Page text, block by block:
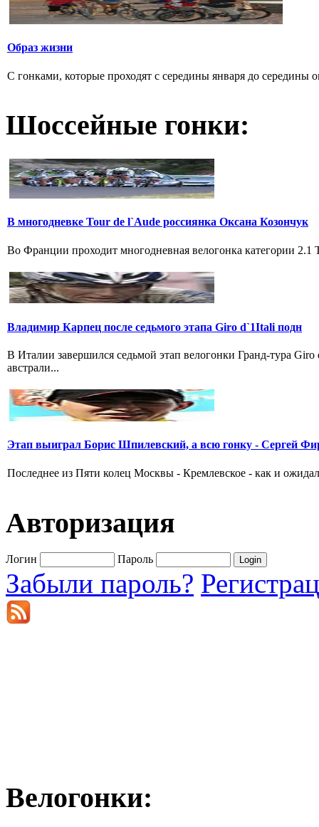
Образ жизни
С гонками, которые проходят с середины января до
Шоссейные гонки:
В многодневке Tour de l`Aude россиянка Оксана Козончук
Во Франции проходит многодневная велогонка категории
Владимир Карпец после седьмого этапа Giro d`1Itali подн
В Италии завершился седьмой этап велогонки Гранд-тура
австрали...
Этап выиграл Борис Шпилевский, а всю гонку - Сергей
Последнее из Пяти колец Москвы - Кремлевское - как и
Авторизация
Логин Пароль
Забыли пароль?
Велогонки: